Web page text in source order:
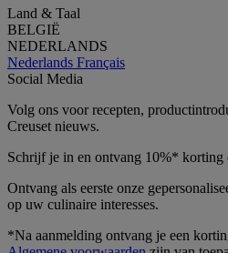
Land & Taal
BELGIË
NEDERLANDS
Nederlands Français
Social Media
Volg ons voor recepten,
Creuset nieuws.
Schrijf je in en ontvang 10%* korting
Ontvang als eerste onze
op uw culinaire interesses.
*Na aanmelding ontvang je een